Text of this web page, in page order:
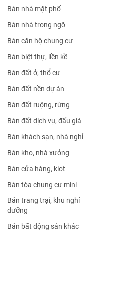
Bán nhà mặt phố
Bán nhà trong ngõ
Bán căn hộ chung cư
Bán biệt thự, liền kề
Bán đất ở, thổ cư
Bán đất nền dự án
Bán đất ruộng, rừng
Bán đất dịch vụ, đấu giá
Bán khách sạn, nhà nghỉ
Bán kho, nhà xưởng
Bán cửa hàng, kiot
Bán tòa chung cư mini
Bán trang trại, khu nghỉ
dưỡng
Bán bất động sản khác